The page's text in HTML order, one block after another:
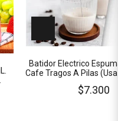
Batidor Electrico
Cafe Tragos A Pilas
NO Incluidas)
$7.300